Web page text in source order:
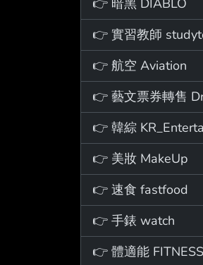
👉 實習教師
👉 航空 Aviation
👉 韓綜
👉 美妝 MakeUp
👉 速食 fastfood
👉 手錶 watch
👉 體適能 FITNESS